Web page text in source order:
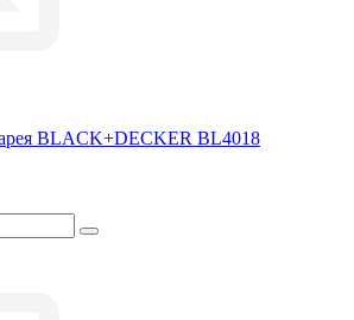
BLACK+DECKER BL4018